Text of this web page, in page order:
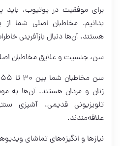
برای موفقیت در یوتیوب،
هستند. آن‌ها دنبال بازآفرینی
سن، جنسیت و علایق مخاطبان
زنان و مردان هستند. آن‌ها به
تلویزیونی قدیمی، آشپزی
علاقه‌مندند.
نیازها و انگیزه‌های تماشای